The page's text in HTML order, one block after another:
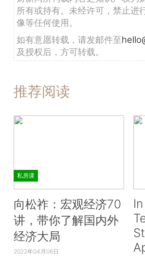
所有或持有。未经许可，禁止进
像等任何使用。
如有意愿转载，请发邮件至
及授权后，方可转载。
推荐阅读
私房课
向松祚：宏观经济70
讲，带你了解国内外
经济大局
2022年04月06日